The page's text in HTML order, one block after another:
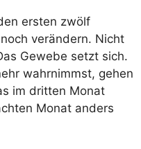
ersten zwölf
verändern. Nicht
Gewebe setzt sich.
wahrnimmst, gehen
im dritten Monat
Monat anders